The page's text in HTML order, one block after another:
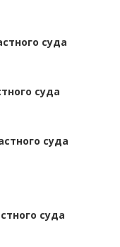
суда
суда
суда
суда